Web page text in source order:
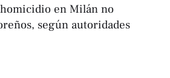
en Milán no
según autoridades